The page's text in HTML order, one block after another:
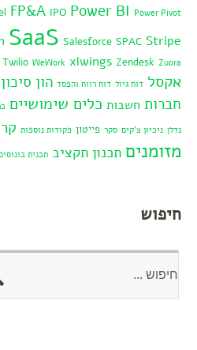
FP&A IPO Power BI Power Pivot
SaaS Salesforce SPAC Stripe
Twilio WeWork xlwings Zendesk Zuora
אקסל דוח גיול דוח רווח והפסד הון סיכון
חברות חשבות כלים שימושיים
נדלן ניכיון צ'קים סקר פייטון פקודות נוספות
מזומנים תכנון תקציב תכנית
חיפוש